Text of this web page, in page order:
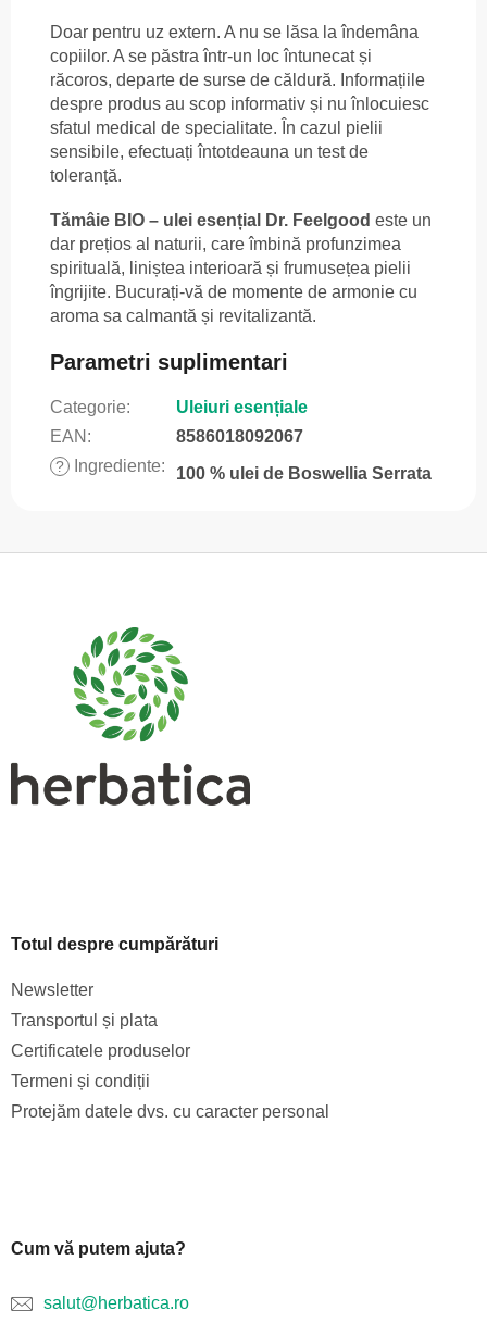
Doar pentru uz extern. A nu se lăsa la îndemâna
copiilor. A se păstra într-un loc întunecat și
răcoros, departe de surse de căldură. Informațiile
despre produs au scop informativ și nu înlocuiesc
sfatul medical de specialitate. În cazul pielii
sensibile, efectuați întotdeauna un test de
toleranță.
Tămâie BIO – ulei esențial Dr. Feelgood este un
dar prețios al naturii, care îmbină profunzimea
spirituală, liniștea interioară și frumusețea pielii
îngrijite. Bucurați-vă de momente de armonie cu
aroma sa calmantă și revitalizantă.
Parametri suplimentari
Categorie:
Uleiuri esențiale
EAN : 8586018092067
? Ingrediente: 100 % ulei de Boswellia Serrata
Totul despre cumpărături
Newsletter
Transportul și plata
Certificatele produselor
Termeni și condiții
Protejăm datele dvs. cu caracter personal
Cum vă putem ajuta?
salut@herbatica.ro